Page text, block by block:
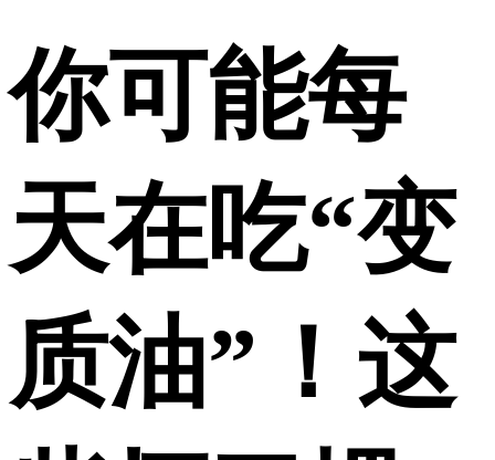
你可能每
天在吃“变
质油”！这